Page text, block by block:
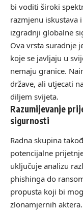
bi voditi široki
razmjenu iskustava
izgradnji globalne
Ova vrsta suradnje
koje se javljaju u
nemaju granice.
države, ali utjecati
diljem svijeta.
Razumijevanje
sigurnosti
Radna skupina
potencijalne
uključuje analizu
phishinga do
propusta koji bi
zlonamjernih aktera.